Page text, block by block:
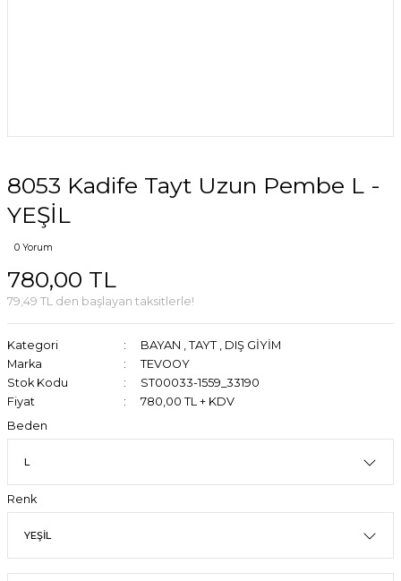
8053 Kadife Tayt Uzun Pembe L -
YEŞİL
0 Yorum
780,00 TL
79,49 TL den başlayan taksitlerle!
Kategori BAYAN , TAYT , DIŞ GİYİM
Marka
TEVOOY
Stok Kodu
ST00033-1559_33190
Fiyat
780,00 TL + KDV
Beden
Renk